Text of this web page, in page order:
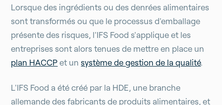
Lorsque des ingrédients ou des denrées alimentaires
sont transformés ou que le processus d'emballage
présente des risques, l'IFS Food s'applique et les
entreprises sont alors tenues de mettre en place un
plan HACCPet unsystème de gestion de la qualité.
L'IFS Food a été créé par la HDE, une branche
allemande des fabricants de produits alimentaires, et